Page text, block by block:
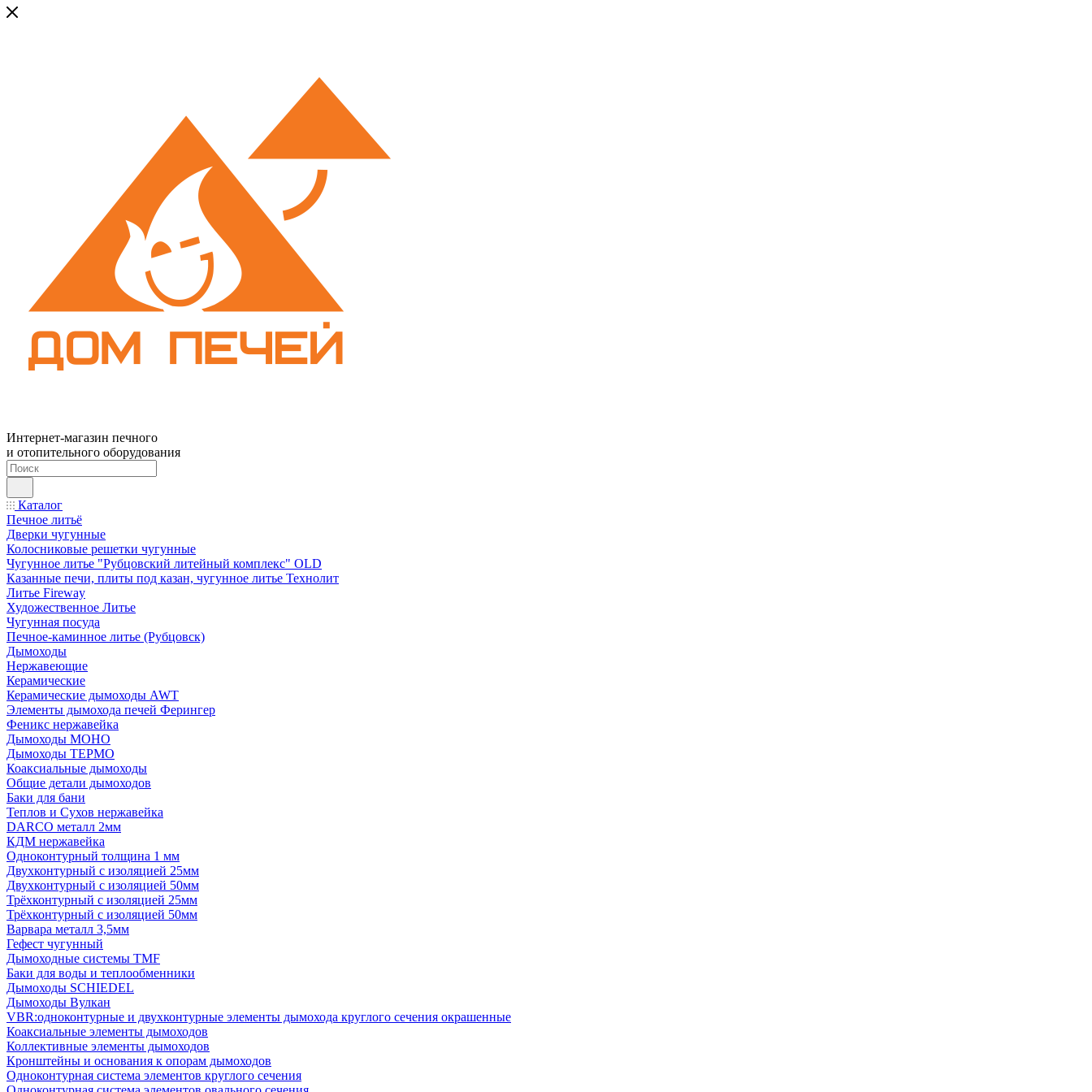
Интернет-магазин печного
и отопительного оборудования
Каталог
Печное литьё
Дверки чугунные
Колосниковые решетки чугунные
Чугунное литье "Рубцовский литейный комплекс" OLD
Казанные печи, плиты под казан, чугунное литье Технолит
Литье Fireway
Художественное Литье
Чугунная посуда
Печное-каминное литье (Рубцовск)
Дымоходы
Нержавеющие
Керамические
Керамические дымоходы AWT
Элементы дымохода печей Ферингер
Феникс нержавейка
Дымоходы МОНО
Дымоходы ТЕРМО
Коаксиальные дымоходы
Общие детали дымоходов
Баки для бани
Теплов и Сухов нержавейка
DARCO металл 2мм
КДМ нержавейка
Одноконтурный толщина 1 мм
Двухконтурный с изоляцией 25мм
Двухконтурный с изоляцией 50мм
Трёхконтурный с изоляцией 25мм
Трёхконтурный с изоляцией 50мм
Варвара металл 3,5мм
Гефест чугунный
Дымоходные системы TMF
Баки для воды и теплообменники
Дымоходы SCHIEDEL
Дымоходы Вулкан
VBR:одноконтурные и двухконтурные элементы дымохода круглого сечения окрашенные
Коаксиальные элементы дымоходов
Коллективные элементы дымоходов
Кронштейны и основания к опорам дымоходов
Одноконтурная система элементов круглого сечения